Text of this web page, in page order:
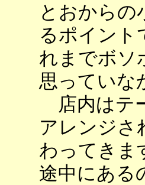
とおからの
るポイント
れまでボソ
思っていな
店内はテ
アレンジさ
わってきま
途中にある